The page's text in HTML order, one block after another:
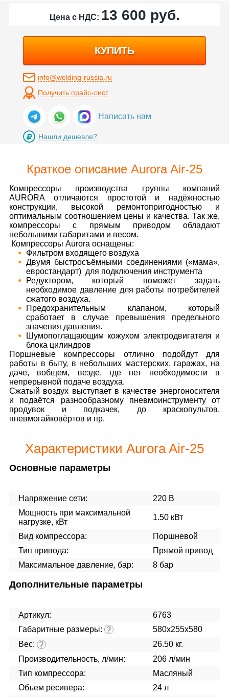
Цена с НДС: 13 600 руб.
КУПИТЬ
info@welding-russia.ru
Получить прайс-лист
Написать нам
Нашли дешевле?
Краткое описание Aurora Air-25
Компрессоры производства группы компаний
AURORA отличаются простотой и надёжностью
конструкции, высокой ремонтопригодностью и
оптимальным соотношением цены и качества. Так же,
компрессоры с прямым приводом обладают
небольшими габаритами и весом.
Компрессоры Aurora оснащены:
Фильтром входящего воздуха
Двумя быстросъёмными соединениями («мама»,
евростандарт) для подключения инструмента
Редуктором, который поможет задать
необходимое давление для работы потребителей
сжатого воздуха.
Предохранительным клапаном, который
сработает в случае превышения предельного
значения давления.
Шумопоглащающим кожухом электродвигателя и
блока цилиндров
Поршневые компрессоры отлично подойдут для
работы в быту, в небольших мастерских, гаражах, на
даче, вобщем, везде, где нет необходимости в
непрерывной подаче воздуха.
Сжатый воздух выступает в качестве энергоносителя
и подаётся разнообразному пневмоинструменту от
продувок и подкачек, до краскопультов,
пневмогайковёртов и пр.
Характеристики Aurora Air-25
Основные параметры
Напряжение сети:
220 В
Мощность при максимальной
нагрузке, кВт
1.50 кВт
Вид компрессора:
Поршневой
Тип привода:
Прямой привод
Максимальное давление, бар:
8 бар
Дополнительные параметры
Артикул:
6763
Габаритные размеры: ?
580x255x580
Вес: ?
26.50 кг.
Производительность, л/мин:
206 л/мин
Тип компрессора:
Масляный
Объем ресивера:
24 л